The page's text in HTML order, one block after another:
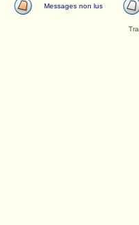
Messages non lus